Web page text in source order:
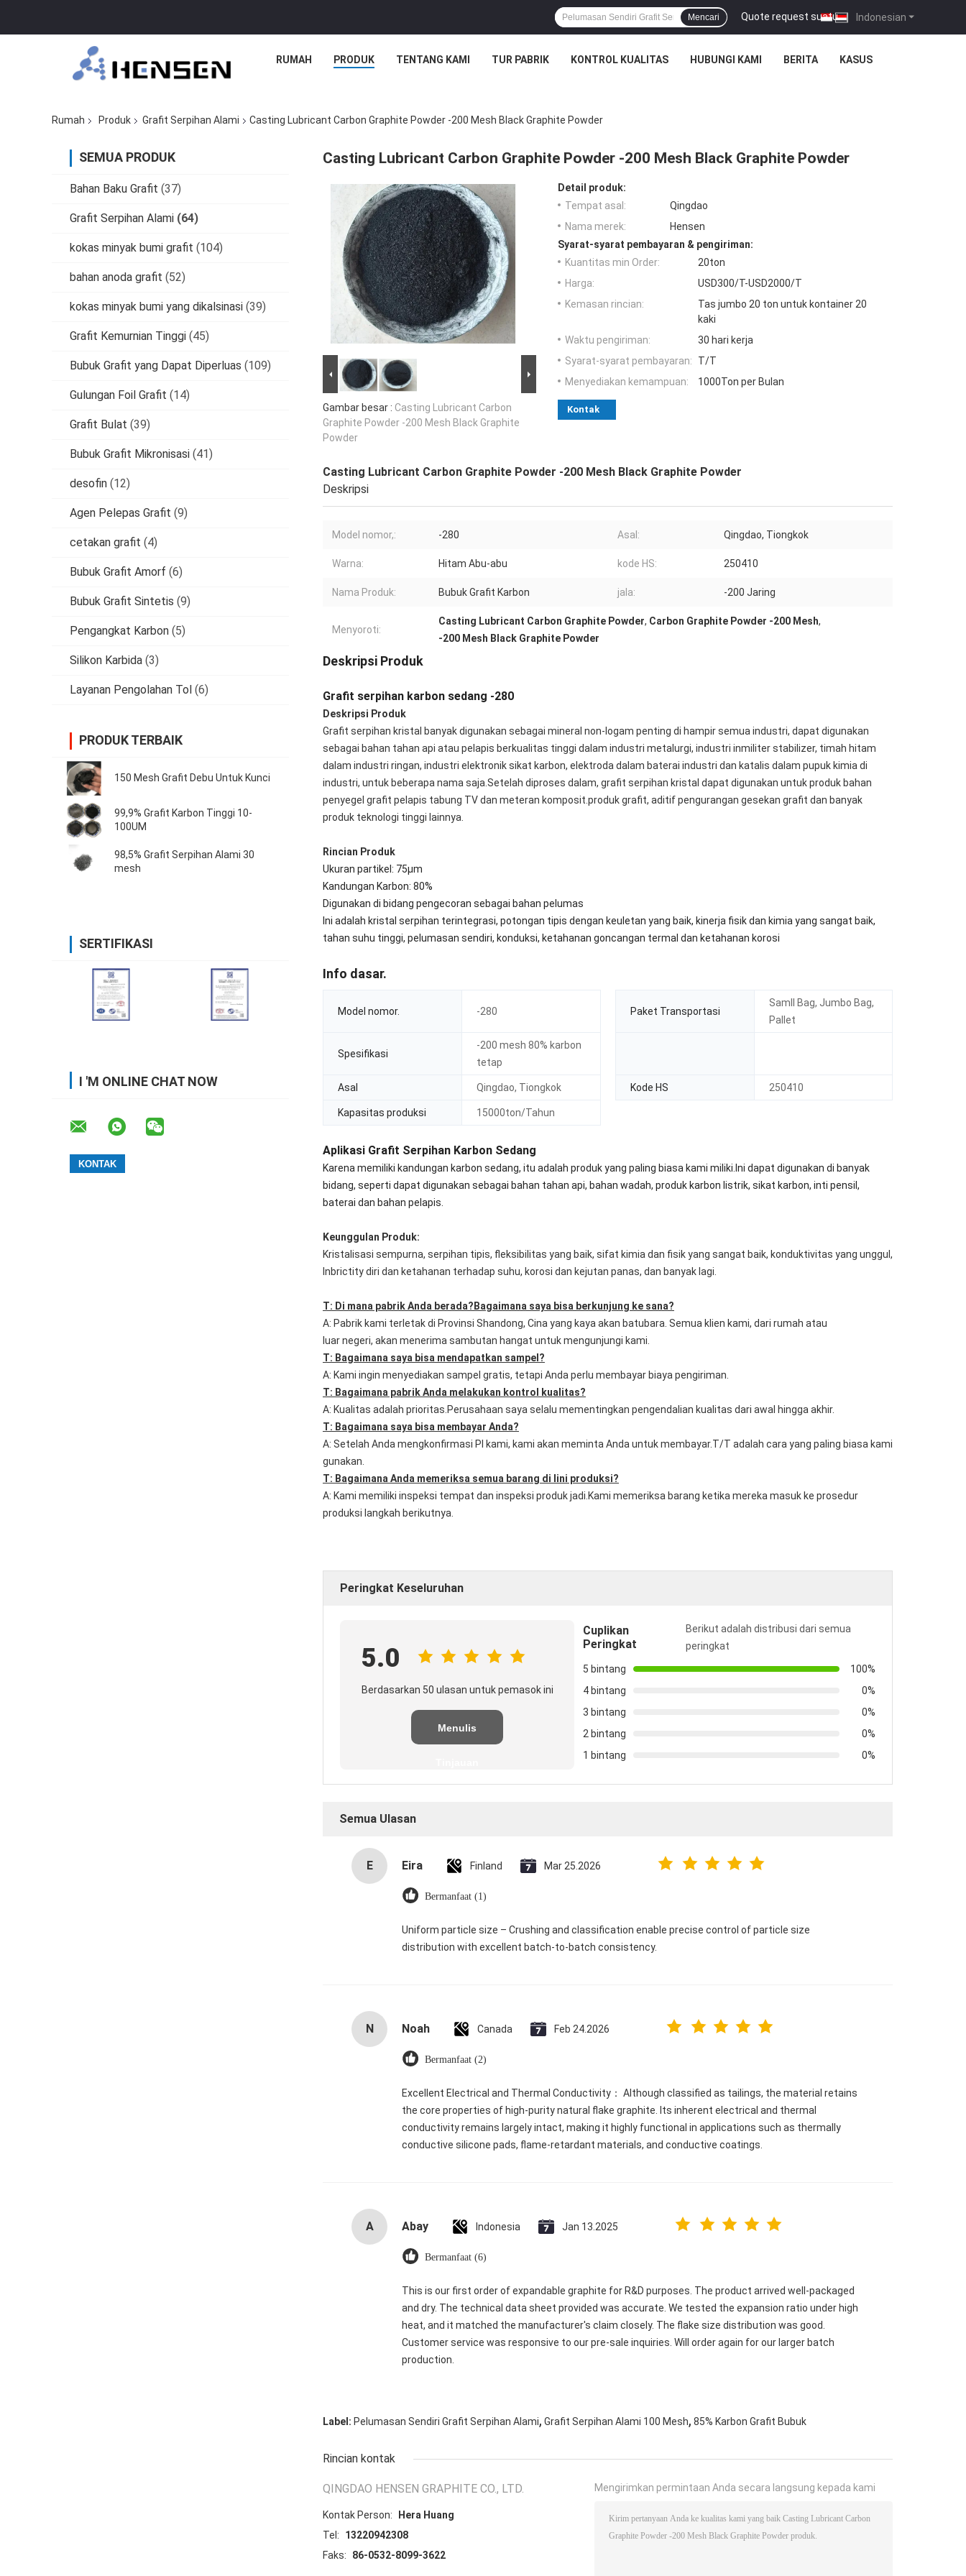
Indonesian
Quote request suatu |
Mencari
RUMAH PRODUK TENTANG KAMI TUR PABRIK KONTROL KUALITAS HUBUNGI KAMI BERITA KASUS
Rumah Produk Grafit Serpihan Alami Casting Lubricant Carbon Graphite Powder -200 Mesh Black Graphite Powder
SEMUA PRODUK
Bahan Baku Grafit (37)
Grafit Serpihan Alami (64)
kokas minyak bumi grafit (104)
bahan anoda grafit (52)
kokas minyak bumi yang dikalsinasi (39)
Grafit Kemurnian Tinggi (45)
Bubuk Grafit yang Dapat Diperluas (109)
Gulungan Foil Grafit (14)
Grafit Bulat (39)
Bubuk Grafit Mikronisasi (41)
desofin (12)
Agen Pelepas Grafit (9)
cetakan grafit (4)
Bubuk Grafit Amorf (6)
Bubuk Grafit Sintetis (9)
Pengangkat Karbon (5)
Silikon Karbida (3)
Layanan Pengolahan Tol (6)
PRODUK TERBAIK
150 Mesh Grafit Debu Untuk Kunci
99,9% Grafit Karbon Tinggi 10-
100UM
98,5% Grafit Serpihan Alami 30
mesh
SERTIFIKASI
I 'M ONLINE CHAT NOW
Casting Lubricant Carbon Graphite Powder -200 Mesh Black Graphite Powder
Gambar besar : Casting Lubricant Carbon
Graphite Powder -200 Mesh Black Graphite
Powder
Detail produk:
Tempat asal:
Qingdao
Nama merek:
Hensen
Syarat-syarat pembayaran & pengiriman:
Kuantitas min Order:
20ton
Harga:
USD300/T-USD2000/T
Kemasan rincian:
Tas jumbo 20 ton untuk kontainer 20
kaki
Waktu pengiriman:
30 hari kerja
Syarat-syarat pembayaran:
T/T
Menyediakan kemampuan:
1000Ton per Bulan
Kontak
Casting Lubricant Carbon Graphite Powder -200 Mesh Black Graphite Powder
Deskripsi
Model nomor,: -280 Asal: Qingdao, Tiongkok
Warna: Hitam Abu-abu kode HS: 250410
Nama Produk: Bubuk Grafit Karbon jala: -200 Jaring
Menyoroti:
Casting Lubricant Carbon Graphite Powder, Carbon Graphite Powder -200 Mesh,
-200 Mesh Black Graphite Powder
Deskripsi Produk
Grafit serpihan karbon sedang -280
Deskripsi Produk
Grafit serpihan kristal banyak digunakan sebagai mineral non-logam penting di hampir semua industri, dapat digunakan
sebagai bahan tahan api atau pelapis berkualitas tinggi dalam industri metalurgi, industri inmiliter stabilizer, timah hitam
dalam industri ringan, industri elektronik sikat karbon, elektroda dalam baterai industri dan katalis dalam pupuk kimia di
industri, untuk beberapa nama saja.Setelah diproses dalam, grafit serpihan kristal dapat digunakan untuk produk bahan
penyegel grafit pelapis tabung TV dan meteran komposit.produk grafit, aditif pengurangan gesekan grafit dan banyak
produk teknologi tinggi lainnya.
Rincian Produk
Ukuran partikel: 75μm
Kandungan Karbon: 80%
Digunakan di bidang pengecoran sebagai bahan pelumas
Ini adalah kristal serpihan terintegrasi, potongan tipis dengan keuletan yang baik, kinerja fisik dan kimia yang sangat baik,
tahan suhu tinggi, pelumasan sendiri, konduksi, ketahanan goncangan termal dan ketahanan korosi
Info dasar.
Model nomor. -280 Paket Transportasi
Samll Bag, Jumbo Bag,
Pallet
Spesifikasi
-200 mesh 80% karbon
tetap
Asal Qingdao, Tiongkok Kode HS 250410
Kapasitas produksi 15000ton/Tahun
Aplikasi Grafit Serpihan Karbon Sedang
Karena memiliki kandungan karbon sedang, itu adalah produk yang paling biasa kami miliki.Ini dapat digunakan di banyak
bidang, seperti dapat digunakan sebagai bahan tahan api, bahan wadah, produk karbon listrik, sikat karbon, inti pensil,
baterai dan bahan pelapis.
Keunggulan Produk:
Kristalisasi sempurna, serpihan tipis, fleksibilitas yang baik, sifat kimia dan fisik yang sangat baik, konduktivitas yang unggul,
Inbrictity diri dan ketahanan terhadap suhu, korosi dan kejutan panas, dan banyak lagi.
T: Di mana pabrik Anda berada?Bagaimana saya bisa berkunjung ke sana?
A: Pabrik kami terletak di Provinsi Shandong, Cina yang kaya akan batubara. Semua klien kami, dari rumah atau
luar negeri, akan menerima sambutan hangat untuk mengunjungi kami.
T: Bagaimana saya bisa mendapatkan sampel?
A: Kami ingin menyediakan sampel gratis, tetapi Anda perlu membayar biaya pengiriman.
T: Bagaimana pabrik Anda melakukan kontrol kualitas?
A: Kualitas adalah prioritas.Perusahaan saya selalu mementingkan pengendalian kualitas dari awal hingga akhir.
T: Bagaimana saya bisa membayar Anda?
A: Setelah Anda mengkonfirmasi PI kami, kami akan meminta Anda untuk membayar.T/T adalah cara yang paling biasa kami
gunakan.
T: Bagaimana Anda memeriksa semua barang di lini produksi?
A: Kami memiliki inspeksi tempat dan inspeksi produk jadi.Kami memeriksa barang ketika mereka masuk ke prosedur
produksi langkah berikutnya.
Peringkat Keseluruhan
5.0
Berdasarkan 50 ulasan untuk pemasok ini
Menulis
Cuplikan
Peringkat
Berikut adalah distribusi dari semua
peringkat
5 bintang
100%
4 bintang
0%
3 bintang
0%
2 bintang
0%
1 bintang
0%
Semua Ulasan
E Eira Finland Mar 25.2026
Bermanfaat (1)
Uniform particle size – Crushing and classification enable precise control of particle size
distribution with excellent batch‑to‑batch consistency.
N Noah Canada Feb 24.2026
Bermanfaat (2)
Excellent Electrical and Thermal Conductivity： Although classified as tailings, the material retains
the core properties of high-purity natural flake graphite. Its inherent electrical and thermal
conductivity remains largely intact, making it highly functional in applications such as thermally
conductive silicone pads, flame-retardant materials, and conductive coatings.
A Abay Indonesia Jan 13.2025
Bermanfaat (6)
This is our first order of expandable graphite for R&D purposes. The product arrived well-packaged
and dry. The technical data sheet provided was accurate. We tested the expansion ratio under high
heat, and it matched the manufacturer's claim closely. The flake size distribution was good.
Customer service was responsive to our pre-sale inquiries. Will order again for our larger batch
production.
Label: Pelumasan Sendiri Grafit Serpihan Alami, Grafit Serpihan Alami 100 Mesh, 85% Karbon Grafit Bubuk
Rincian kontak
QINGDAO HENSEN GRAPHITE CO., LTD.
Kontak Person:
Hera Huang
Tel:
13220942308
Faks:
86-0532-8099-3622
Mengirimkan permintaan Anda secara langsung kepada kami